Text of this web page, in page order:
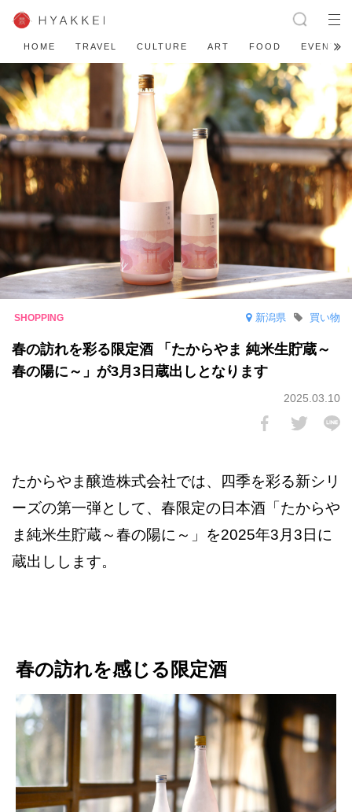
HOME TRAVEL CULTURE ART FOOD EVENT
新潟県 買い物
春の訪れを彩る限定酒 「たからやま 純米生貯蔵～
春の陽に～」が3月3日蔵出しとなります
2025.03.10
たからやま醸造株式会社では、四季を彩る新シリ
ーズの第一弾として、春限定の日本酒「たからや
ま純米生貯蔵～春の陽に～」を2025年3月3日に
蔵出しします。
春の訪れを感じる限定酒